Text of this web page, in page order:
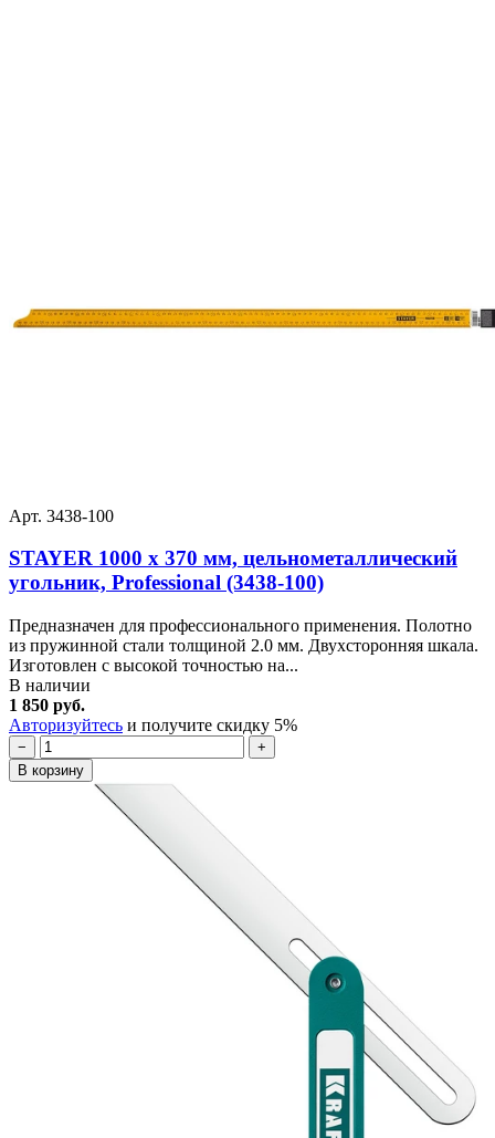
Арт. 3438-100
STAYER 1000 х 370 мм, цельнометаллический
угольник, Professional (3438-100)
Предназначен для профессионального применения. Полотно
из пружинной стали толщиной 2.0 мм. Двухсторонняя шкала.
Изготовлен с высокой точностью на...
В наличии
1 850 руб.
Авторизуйтесь и получите скидку 5%
−
+
В корзину